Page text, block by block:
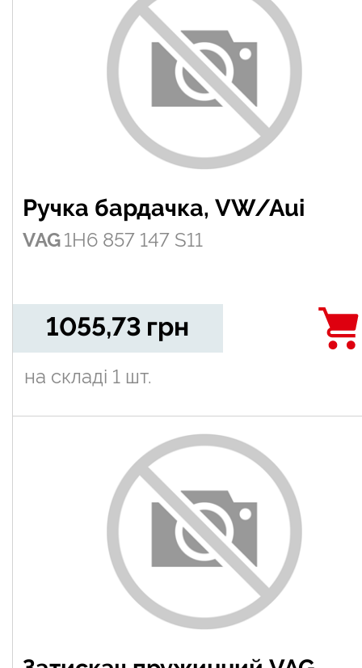
Ручка бардачка, VW/Aui
VAG1H6 857 147 S11
1055,73 грн
на складі 1 шт.